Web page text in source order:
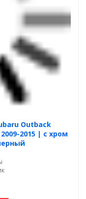
Outback
2015 | с хром